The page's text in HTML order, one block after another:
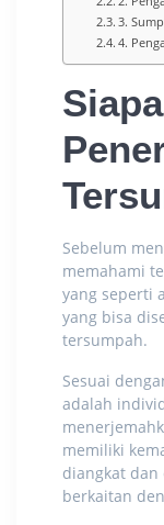
3.
4.
Sebelum
memahami
yang seperti
yang bisa
tersumpah.
Sesuai
adalah
memiliki
diangkat
berkaitan